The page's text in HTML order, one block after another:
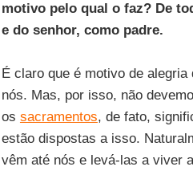
motivo pelo qual o faz? De
e do senhor, como padre.
É claro que é motivo de
nós. Mas, por isso, não
os sacramentos, de fato,
estão dispostas a isso.
vêm até nós e levá-las a viver